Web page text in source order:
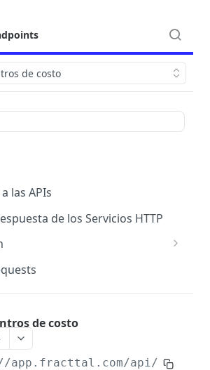
de costo
las APIs
de los Servicios HTTP
Sheet
de costo
app.fracttal.com/api/